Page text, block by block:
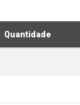
Quantidade